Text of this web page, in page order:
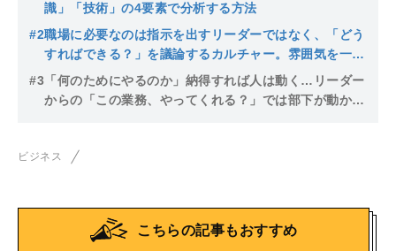
識」「技術」の4要素で分析する方法
#2職場に必要なのは指示を出すリーダーではなく、「どう
すればできる？」を議論するカルチャー。雰囲気を一変
させる魔法のアンケート
#3 「何のためにやるのか」納得すれば人は動く…リーダー
からの「この業務、やってくれる？」では部下が動かな
ビジネス
こちらの記事もおすすめ